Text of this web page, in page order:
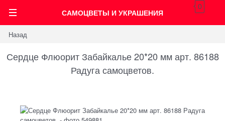
САМОЦВЕТЫ И УКРАШЕНИЯ
0
Назад
Сердце Флюорит Забайкалье 20*20 мм арт. 86188
Радуга самоцветов.